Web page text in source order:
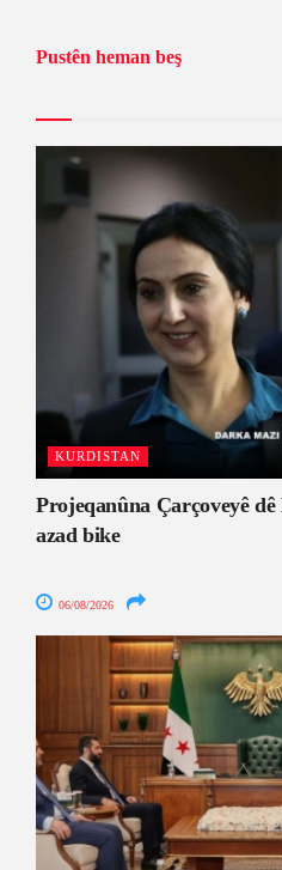
Pustên heman beş
KURDISTAN
Projeqanûna Çarçoveyê
azad bike
06/08/2026